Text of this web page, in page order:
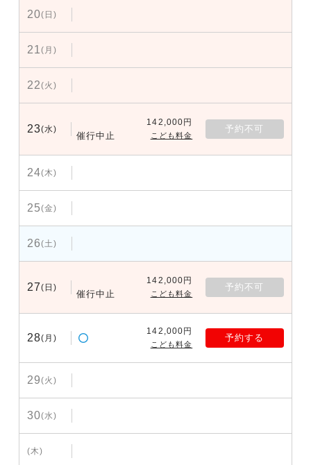
20(日)
21(月)
22(火)
23(水)
催行中止
142,000円
こども料金
予約不可
24(木)
25(金)
26(土)
27(日)
催行中止
142,000円
こども料金
予約不可
28(月)
142,000円
こども料金
予約する
29(火)
30(水)
(木)